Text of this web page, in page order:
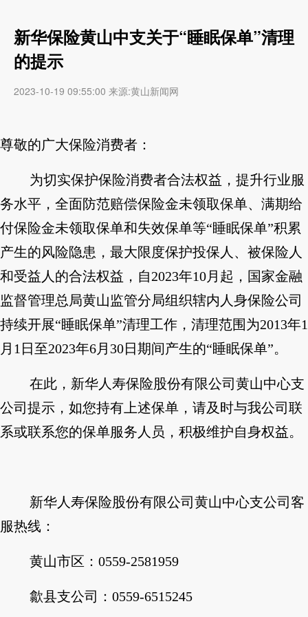
新华保险黄山中支关于“睡眠保单”清理
的提示
2023-10-19 09:55:00 来源:黄山新闻网
尊敬的广大保险消费者：
为切实保护保险消费者合法权益，提升行业服
务水平，全面防范赔偿保险金未领取保单、满期给
付保险金未领取保单和失效保单等“睡眠保单”积累
产生的风险隐患，最大限度保护投保人、被保险人
和受益人的合法权益，自2023年10月起，国家金融
监督管理总局黄山监管分局组织辖内人身保险公司
持续开展“睡眠保单”清理工作，清理范围为2013年1
月1日至2023年6月30日期间产生的“睡眠保单”。
在此，新华人寿保险股份有限公司黄山中心支
公司提示，如您持有上述保单，请及时与我公司联
系或联系您的保单服务人员，积极维护自身权益。
新华人寿保险股份有限公司黄山中心支公司客
服热线：
黄山市区：0559-2581959
歙县支公司：0559-6515245